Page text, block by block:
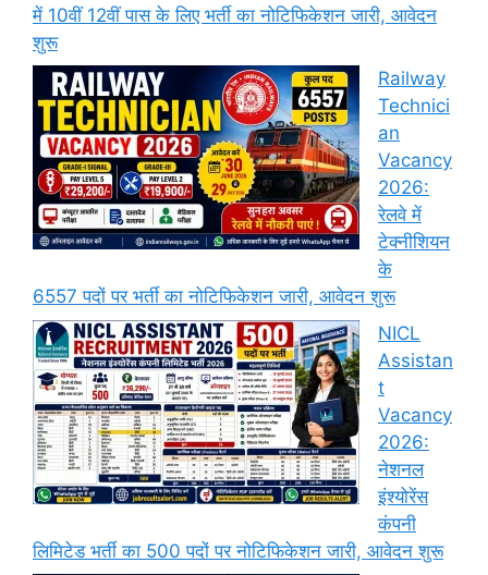
में 10वीं 12वीं पास के लिए भर्ती का नोटिफिकेशन जारी, आवेदन
शुरू
Railway
Technici
an
Vacancy
2026:
रेलवे में
टेक्नीशियन
के
6557 पदों पर भर्ती का नोटिफिकेशन जारी, आवेदन शुरू
NICL
Assistan
t
Vacancy
2026:
नेशनल
इंश्योरेंस
कंपनी
लिमिटेड भर्ती का 500 पदों पर नोटिफिकेशन जारी, आवेदन शुरू